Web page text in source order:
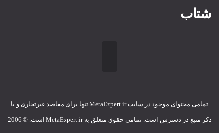
شتاب
تمامی محتوای موجود در سایت MetaExpert.ir تنها برای مقاصد غیرتجاری و با
ذکر منبع در دسترس است. تمامی حقوق متعلق به MetaExpert.ir است. © 2006